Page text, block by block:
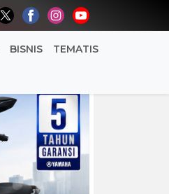
BISNIS TEMATIS